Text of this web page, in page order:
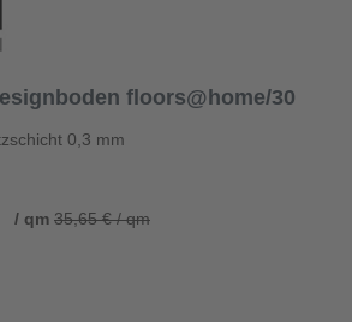
floors@home/30
0,3 mm
/ qm 35,65 € / qm